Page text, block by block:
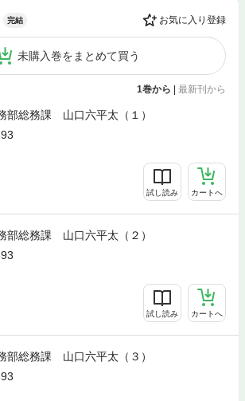
完結 お気に入り登録
未購入巻をまとめて買う
1巻から | 最新刊から
部総務課 山口六平太（１）
試し読み カートへ
部総務課 山口六平太（２）
試し読み カートへ
部総務課 山口六平太（３）